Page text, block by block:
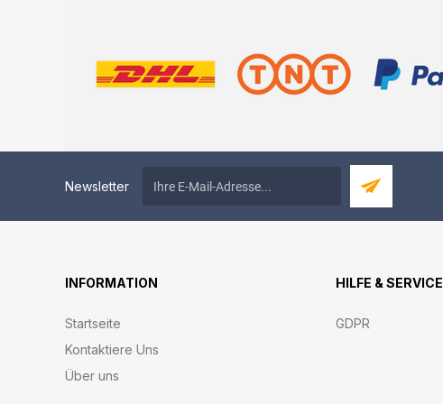
Newsletter
INFORMATION
Startseite
Kontaktiere Uns
Über uns
HILFE & SERVICE
GDPR